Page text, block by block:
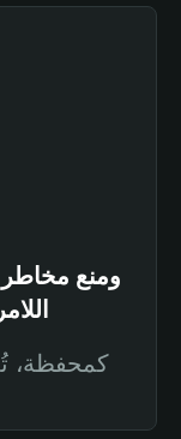
ومنع
كمحفظة،